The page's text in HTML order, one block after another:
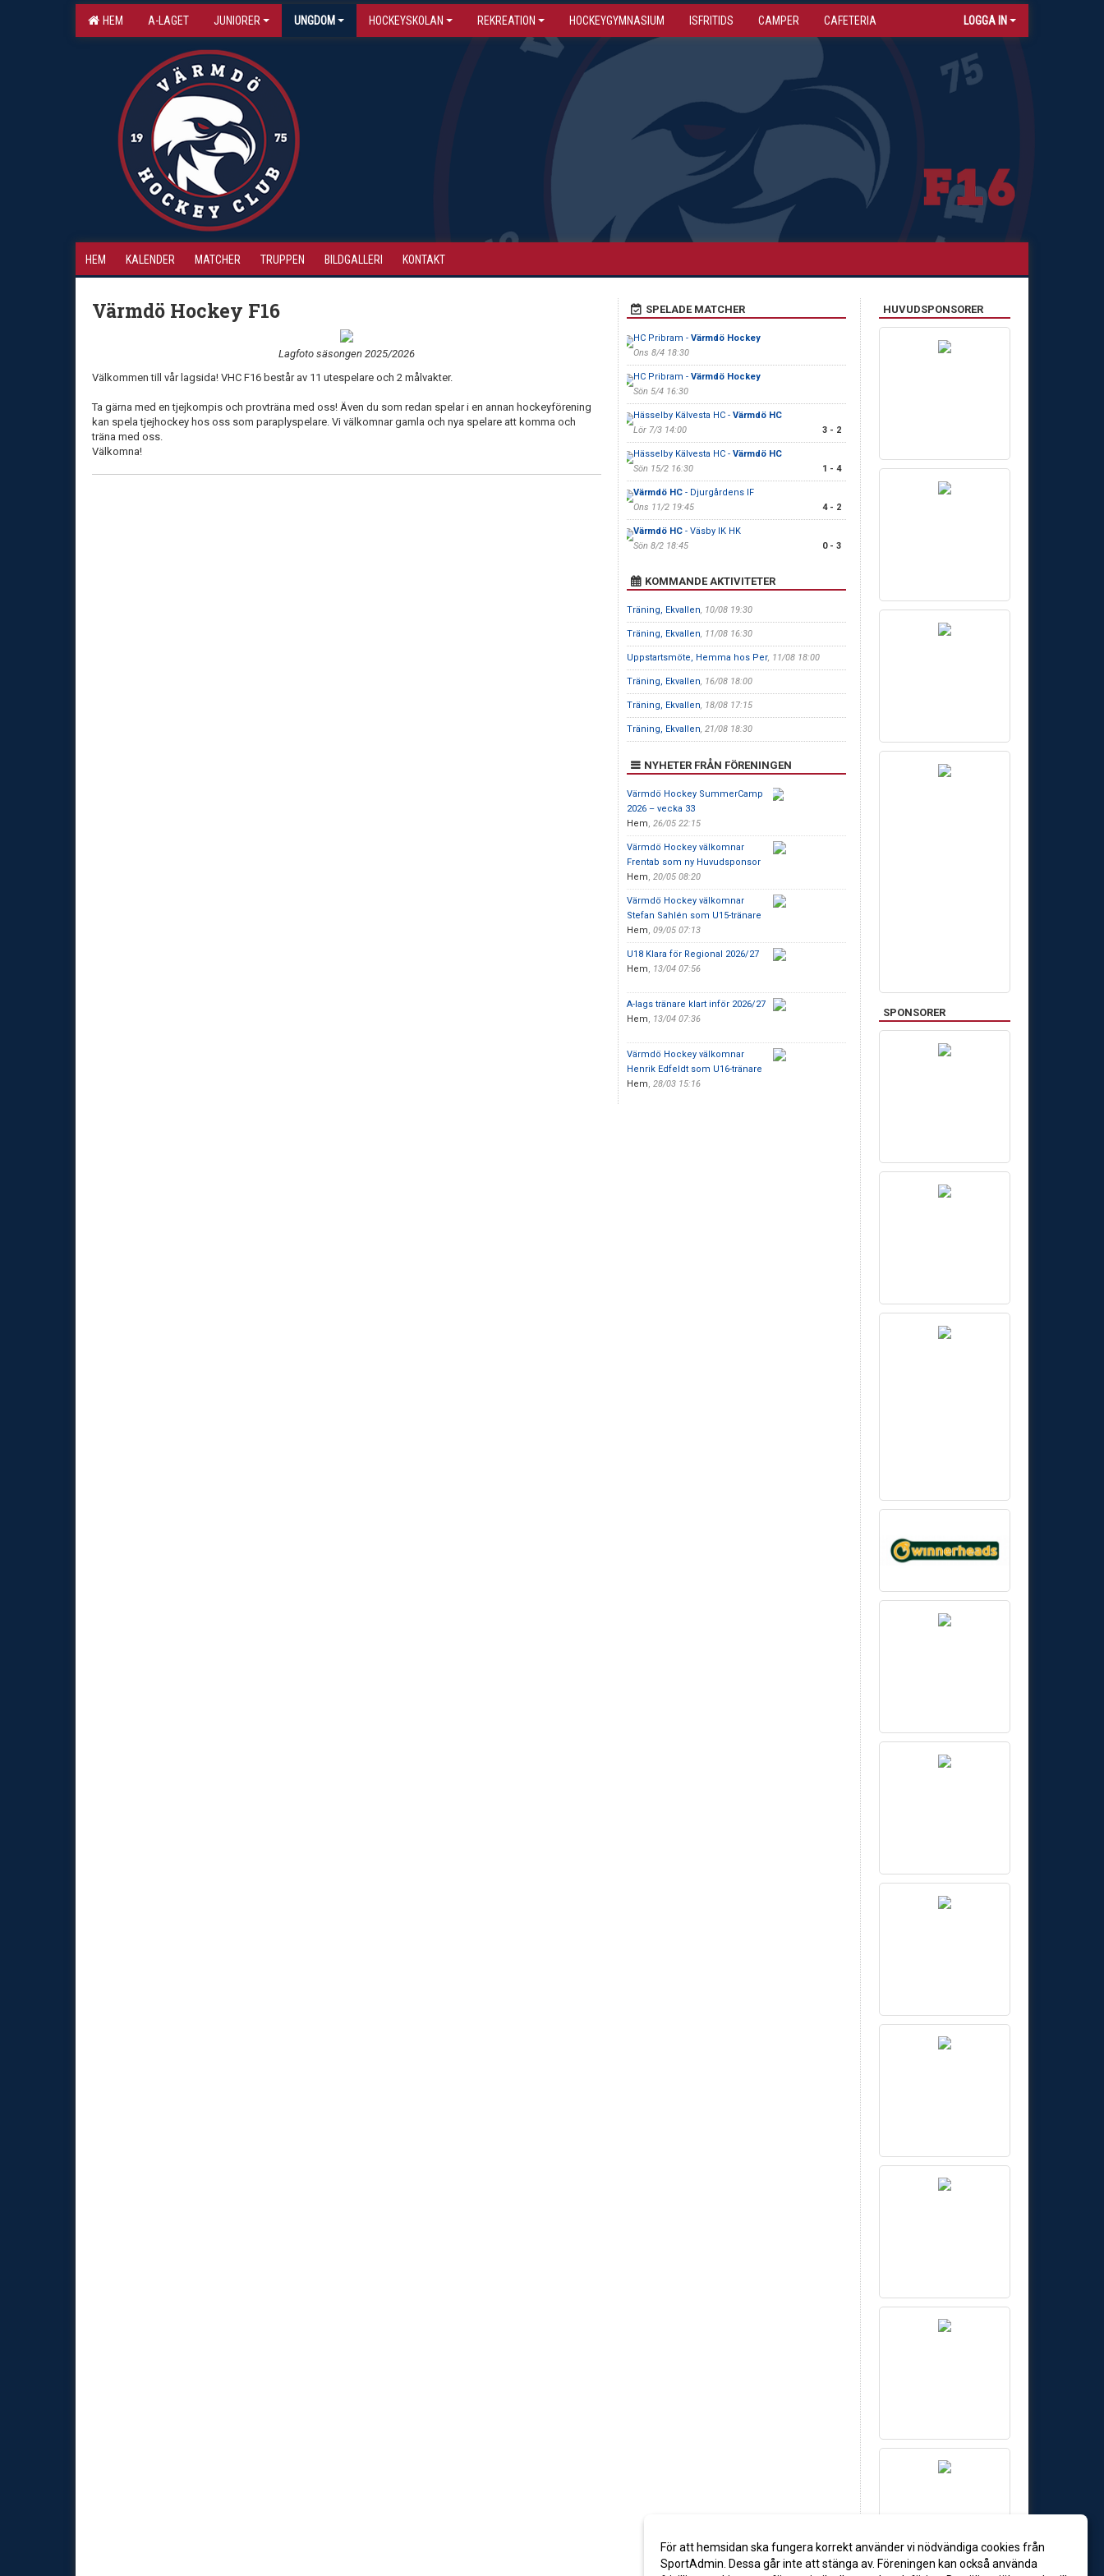
HEM A-LAGET JUNIORER UNGDOM HOCKEYSKOLAN REKREATION HOCKEYGYMNASIUM ISFRITIDS CAMPER CAFETERIA LOGGA IN
HEM KALENDER MATCHER TRUPPEN BILDGALLERI KONTAKT
Värmdö Hockey F16
Lagfoto säsongen 2025/2026
Välkommen till vår lagsida! VHC F16 består av 11 utespelare och 2 målvakter.
Ta gärna med en tjejkompis och provträna med oss! Även du som redan spelar i en annan hockeyförening
kan spela tjejhockey hos oss som paraplyspelare. Vi välkomnar gamla och nya spelare att komma och
träna med oss.
Välkomna!
SPELADE MATCHER
HC Pribram - Värmdö Hockey
Ons 8/4 18:30
HC Pribram - Värmdö Hockey
Sön 5/4 16:30
Hässelby Kälvesta HC - Värmdö HC
Lör 7/3 14:00
3 - 2
Hässelby Kälvesta HC - Värmdö HC
Sön 15/2 16:30
1 - 4
Värmdö HC- Djurgårdens IF
Ons 11/2 19:45
4 - 2
Värmdö HC- Väsby IK HK
Sön 8/2 18:45
0 - 3
KOMMANDE AKTIVITETER
Träning, Ekvallen, 10/08 19:30
Träning, Ekvallen, 11/08 16:30
Uppstartsmöte, Hemma hos Per, 11/08 18:00
Träning, Ekvallen, 16/08 18:00
Träning, Ekvallen, 18/08 17:15
Träning, Ekvallen, 21/08 18:30
NYHETER FRÅN FÖRENINGEN
Värmdö Hockey SummerCamp
2026 – vecka 33
Hem, 26/05 22:15
Värmdö Hockey välkomnar
Frentab som ny Huvudsponsor
Hem, 20/05 08:20
Värmdö Hockey välkomnar
Stefan Sahlén som U15-tränare
Hem, 09/05 07:13
U18 Klara för Regional 2026/27
Hem, 13/04 07:56
A-lags tränare klart inför 2026/27
Hem, 13/04 07:36
Värmdö Hockey välkomnar
Henrik Edfeldt som U16-tränare
Hem, 28/03 15:16
HUVUDSPONSORER
SPONSORER
För att hemsidan ska fungera korrekt använder vi nödvändiga cookies från
SportAdmin. Dessa går inte att stänga av. Föreningen kan också använda